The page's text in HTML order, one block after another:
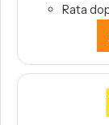
Rata